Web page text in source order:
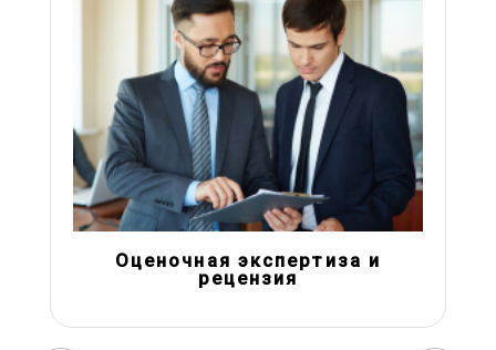
Оценочная экспертиза и
рецензия